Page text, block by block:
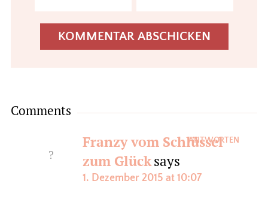
Comments
Franzy vom Schlüssel
zum Glücksays
1. Dezember 2015 at 10:07
ANTWORTEN